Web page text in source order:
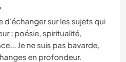
d'échanger sur les sujets qui
: poésie, spiritualité,
Je ne suis pas bavarde,
en profondeur.